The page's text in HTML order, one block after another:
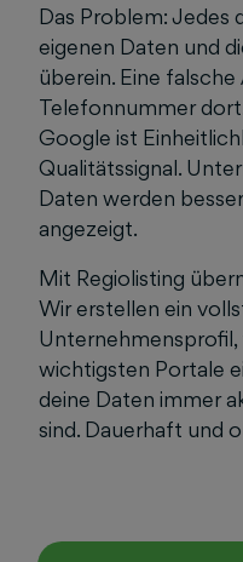
Das Problem: Jedes
eigenen Daten und
überein. Eine
Telefonnummer
Google ist
Qualitätssignal.
Daten werden
angezeigt.
Mit Regiolisting
Wir erstellen ein
Unternehmensprofil,
wichtigsten Portale
deine Daten immer
sind. Dauerhaft und